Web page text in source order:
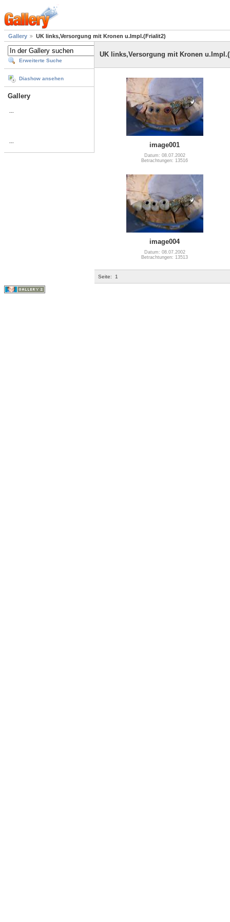
Gallery UK links,Versorgung mit Kronen u.Impl.(Frialit2)
Erweiterte Suche
Diashow ansehen
Gallery
UK links,Versorgung mit Kronen
image001
Datum: 08.07.2002
Betrachtungen: 13516
image004
Datum: 08.07.2002
Betrachtungen: 13513
Seite: 1